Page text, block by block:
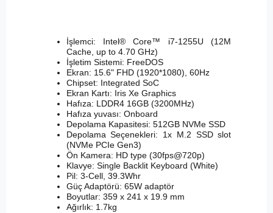
İşlemci: Intel® Core™ i7-1255U (12M
Cache, up to 4.70 GHz)
İşletim Sistemi: FreeDOS
Ekran: 15.6" FHD (1920*1080), 60Hz
Chipset: Integrated SoC
Ekran Kartı: Iris Xe Graphics
Hafıza: LDDR4 16GB (3200MHz)
Hafıza yuvası: Onboard
Depolama Kapasitesi: 512GB NVMe SSD
Depolama Seçenekleri: 1x M.2 SSD slot
(NVMe PCIe Gen3)
Ön Kamera: HD type (30fps@720p)
Klavye: Single Backlit Keyboard (White)
Pil: 3-Cell, 39.3Whr
Güç Adaptörü: 65W adaptör
Boyutlar: 359 x 241 x 19.9 mm
Ağırlık: 1.7kg